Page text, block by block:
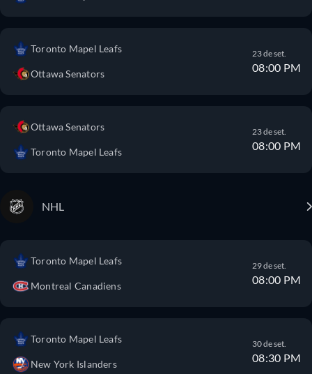
Toronto Mapel Leafs
Ottawa Senators
23 de set.
08:00 PM
Ottawa Senators
Toronto Mapel Leafs
23 de set.
08:00 PM
NHL
Toronto Mapel Leafs
Montreal Canadiens
29 de set.
08:00 PM
Toronto Mapel Leafs
New York Islanders
30 de set.
08:30 PM